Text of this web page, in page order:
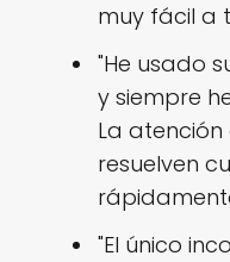
muy fácil a
"He usado
y siempre
La atención
resuelven
"El único